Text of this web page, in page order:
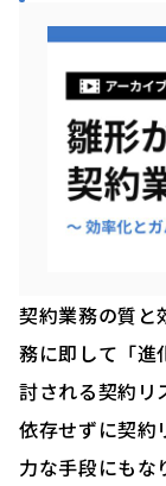
契約業務の質と
務に即して「進
討される契約リ
依存せずに契約
力な手段にもな